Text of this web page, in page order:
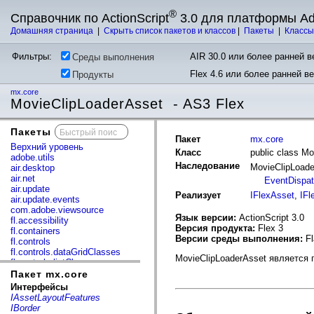
Справочник по ActionScript® 3.0 для платформы
Домашняя страница Скрыть список пакетов и классов Пакеты Классы
Фильтры: Среды выполнения
AIR 30.0 или более ранней
Продукты
Flex 4.6 или более ранней
mx.core
MovieClipLoaderAsset - AS3 Flex
Пакеты
Верхний уровень
adobe.utils
air.desktop
air.net
air.update
air.update.events
com.adobe.viewsource
fl.accessibility
fl.containers
fl.controls
fl.controls.dataGridClasses
fl.controls.listClasses
fl.controls.progressBarClasses
fl.core
fl.data
fl.display
Пакет mx.core
Интерфейсы
IAssetLayoutFeatures
IBorder
Пакет
mx.core
Класс
public class
Наследование
Реализует
IFlexAsset,
Язык версии: ActionScript 3.0
Версия продукта: Flex 3
Версии среды выполнения:
MovieClipLoaderAsset